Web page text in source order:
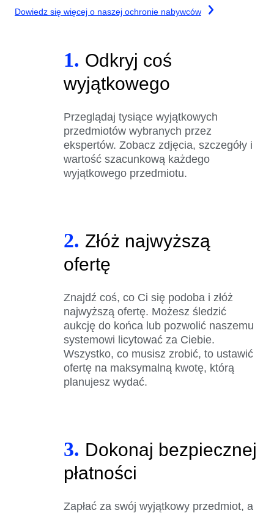
Dowiedz się więcej o naszej ochronie nabywców
1. Odkryj coś
wyjątkowego
Przeglądaj tysiące wyjątkowych
przedmiotów wybranych przez
ekspertów. Zobacz zdjęcia, szczegóły i
wartość szacunkową każdego
wyjątkowego przedmiotu.
2. Złóż najwyższą
ofertę
Znajdź coś, co Ci się podoba i złóż
najwyższą ofertę. Możesz śledzić
aukcję do końca lub pozwolić naszemu
systemowi licytować za Ciebie.
Wszystko, co musisz zrobić, to ustawić
ofertę na maksymalną kwotę, którą
planujesz wydać.
3. Dokonaj bezpiecznej
płatności
Zapłać za swój wyjątkowy przedmiot, a